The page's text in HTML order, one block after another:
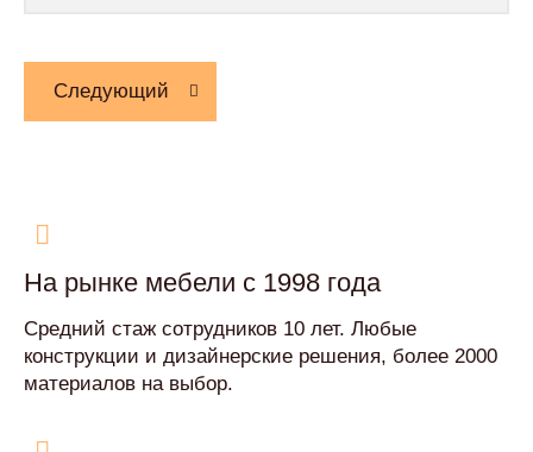
Следующий
На рынке мебели с 1998 года
Средний стаж сотрудников 10 лет. Любые
конструкции и дизайнерские решения, более 2000
материалов на выбор.